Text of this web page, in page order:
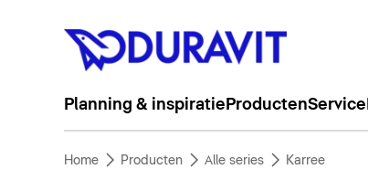
Planning & inspiratie ProductenService
Home Producten Alle series Karree